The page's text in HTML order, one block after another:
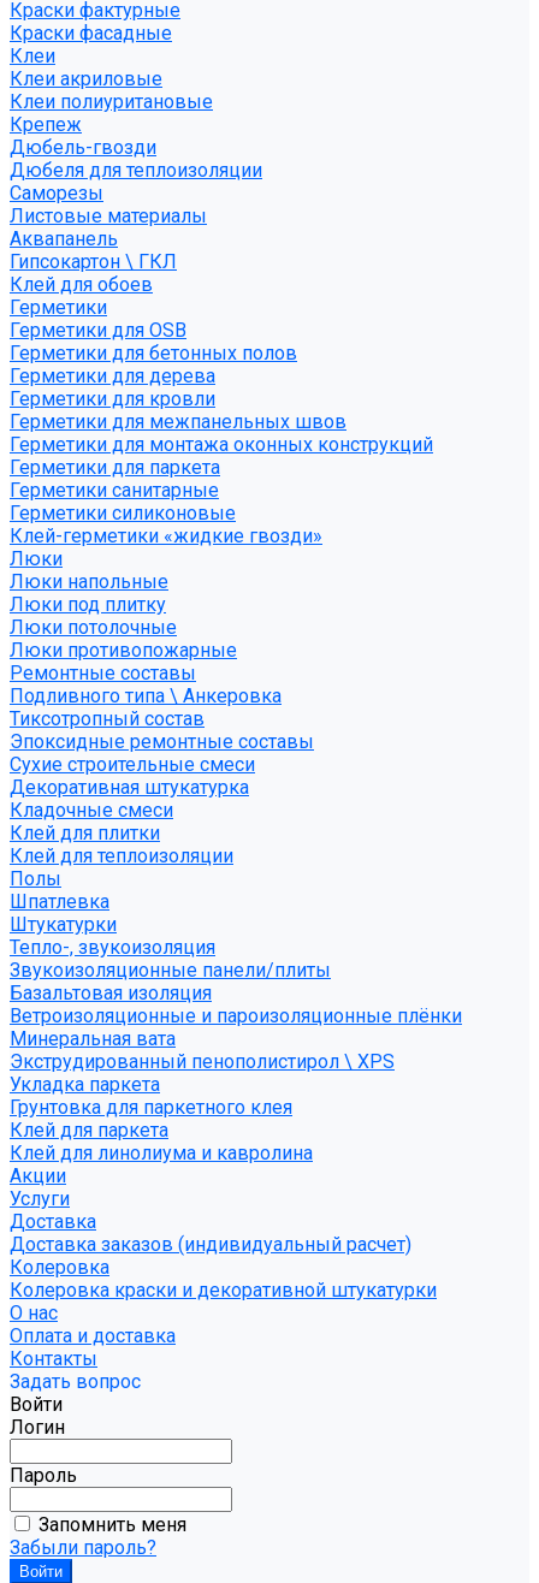
Краски фактурные
Краски фасадные
Клеи
Клеи акриловые
Клеи полиуритановые
Крепеж
Дюбель-гвозди
Дюбеля для теплоизоляции
Саморезы
Листовые материалы
Аквапанель
Гипсокартон \ ГКЛ
Клей для обоев
Герметики
Герметики для OSB
Герметики для бетонных полов
Герметики для дерева
Герметики для кровли
Герметики для межпанельных швов
Герметики для монтажа оконных конструкций
Герметики для паркета
Герметики санитарные
Герметики силиконовые
Клей-герметики «жидкие гвозди»
Люки
Люки напольные
Люки под плитку
Люки потолочные
Люки противопожарные
Ремонтные составы
Подливного типа \ Анкеровка
Тиксотропный состав
Эпоксидные ремонтные составы
Сухие строительные смеси
Декоративная штукатурка
Кладочные смеси
Клей для плитки
Клей для теплоизоляции
Полы
Шпатлевка
Штукатурки
Тепло-, звукоизоляция
Звукоизоляционные панели/плиты
Базальтовая изоляция
Ветроизоляционные и пароизоляционные плёнки
Минеральная вата
Экструдированный пенополистирол \ XPS
Укладка паркета
Грунтовка для паркетного клея
Клей для паркета
Клей для линолиума и кавролина
Акции
Услуги
Доставка
Доставка заказов (индивидуальный расчет)
Колеровка
Колеровка краски и декоративной штукатурки
О нас
Оплата и доставка
Контакты
Задать вопрос
Войти
Логин
Пароль
Запомнить меня
Забыли пароль?